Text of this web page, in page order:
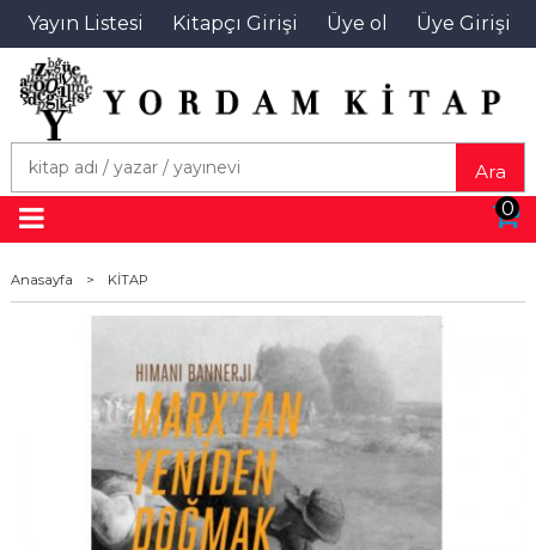
Yayın Listesi Kitapçı Girişi Üye ol Üye Girişi
Ara
0
Anasayfa > KİTAP